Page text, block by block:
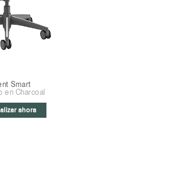
Smart
en Charcoal
ahora